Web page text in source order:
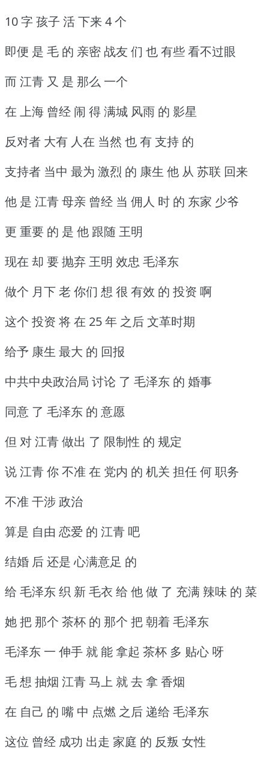
10 字 孩子 活 下来 4 个
即便 是 毛 的 亲密 战友 们 也 有些 看不过眼
而 江青 又 是 那么 一个
在 上海 曾经 闹 得 满城 风雨 的 影星
反对者 大有 人在 当然 也 有 支持 的
支持者 当中 最为 激烈 的 康生 他 从 苏联 回来
他 是 江青 母亲 曾经 当 佣人 时 的 东家 少爷
更 重要 的 是 他 跟随 王明
现在 却 要 抛弃 王明 效忠 毛泽东
做个 月下 老 你们 想 很 有效 的 投资 啊
这个 投资 将 在 25 年 之后 文革时期
给予 康生 最大 的 回报
中共中央政治局 讨论 了 毛泽东 的 婚事
同意 了 毛泽东 的 意愿
但 对 江青 做出 了 限制性 的 规定
说 江青 你 不准 在 党内 的 机关 担任 何 职务
不准 干涉 政治
算是 自由 恋爱 的 江青 吧
结婚 后 还是 心满意足 的
给 毛泽东 织 新 毛衣 给 他 做 了 充满 辣味 的 菜
她 把 那个 茶杯 的 那个 把 朝着 毛泽东
毛泽东 一 伸手 就 能 拿起 茶杯 多 贴心 呀
毛 想 抽烟 江青 马上 就 去 拿 香烟
在 自己 的 嘴 中 点燃 之后 递给 毛泽东
这位 曾经 成功 出走 家庭 的 反叛 女性